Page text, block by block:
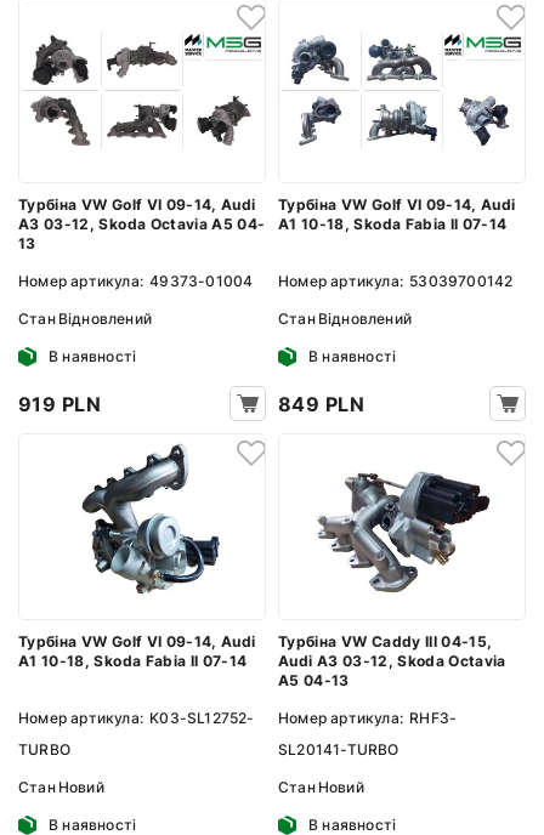
Турбіна VW Golf VI 09-14, Audi
A3 03-12, Skoda Octavia A5 04-
13
Номер артикула: 49373-01004
Стан Відновлений
В наявності
919 PLN
Турбіна VW Golf VI 09-14, Audi
A1 10-18, Skoda Fabia II 07-14
Номер артикула: 53039700142
Стан Відновлений
В наявності
849 PLN
Турбіна VW Golf VI 09-14, Audi
A1 10-18, Skoda Fabia II 07-14
Номер артикула: K03-SL12752-
TURBO
Стан Новий
В наявності
Турбіна VW Caddy III 04-15,
Audi A3 03-12, Skoda Octavia
A5 04-13
Номер артикула: RHF3-
SL20141-TURBO
Стан Новий
В наявності